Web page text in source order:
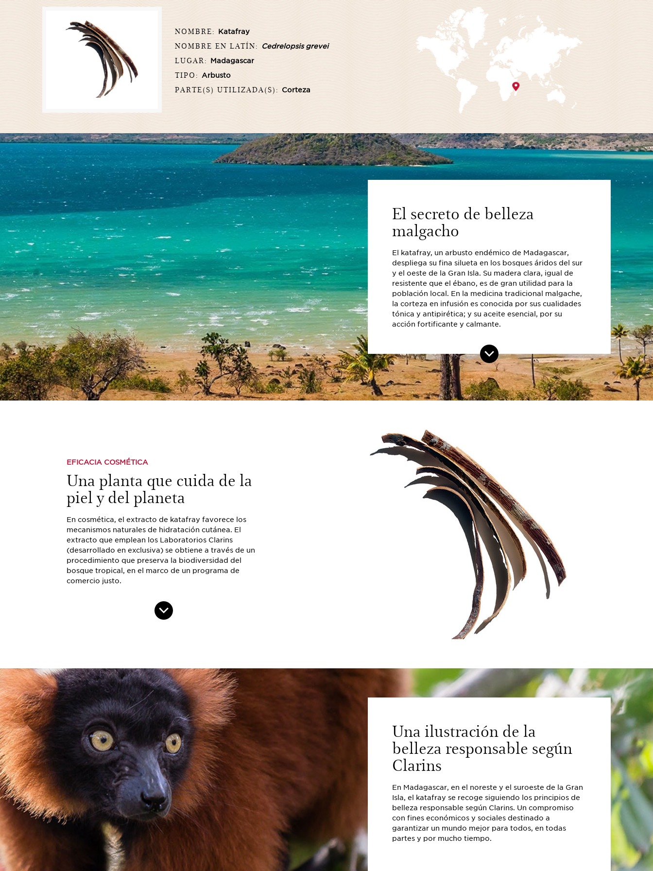
NOMBRE: Katafray
NOMBRE EN LATÍN: Cedrelopsis grevei
LUGAR: Madagascar
TIPO: Arbusto
PARTE(S) UTILIZADA(S): Corteza
El secreto de belleza
malgacho
El katafray, un arbusto endémico de Madagascar,
despliega su fina silueta en los bosques áridos del sur
y el oeste de la Gran Isla. Su madera clara, igual de
resistente que el ébano, es de gran utilidad para la
población local. En la medicina tradicional malgache,
la corteza en infusión es conocida por sus cualidades
tónica y antipirética; y su aceite esencial, por su
acción fortificante y calmante.
EFICACIA COSMÉTICA
Una planta que cuida de la
piel y del planeta
En cosmética, el extracto de katafray favorece los
mecanismos naturales de hidratación cutánea. El
extracto que emplean los Laboratorios Clarins
(desarrollado en exclusiva) se obtiene a través de un
procedimiento que preserva la biodiversidad del
bosque tropical, en el marco de un programa de
comercio justo.
Una ilustración de la
belleza responsable según
Clarins
En Madagascar, en el noreste y el suroeste de la Gran
Isla, el katafray se recoge siguiendo los principios de
belleza responsable según Clarins. Un compromiso
con fines económicos y sociales destinado a
garantizar un mundo mejor para todos, en todas
partes y por mucho tiempo.
Un compromiso
Clarins se
que el
haga en las
remuneración.
sobre la
encargados de la
calidad se
competencias